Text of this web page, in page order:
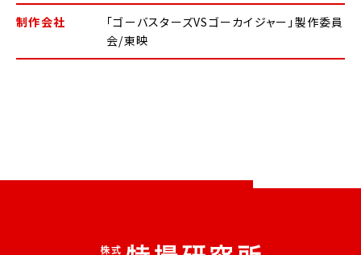
制作会社
「ゴーバスターズVSゴーカイジャー」製作委員
会/東映